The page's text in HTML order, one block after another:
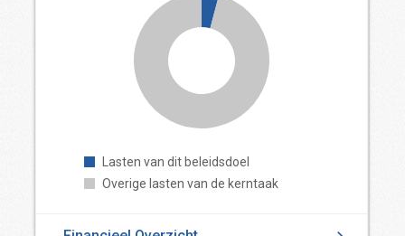
Lasten van dit beleidsdoel
Overige lasten van de kerntaak